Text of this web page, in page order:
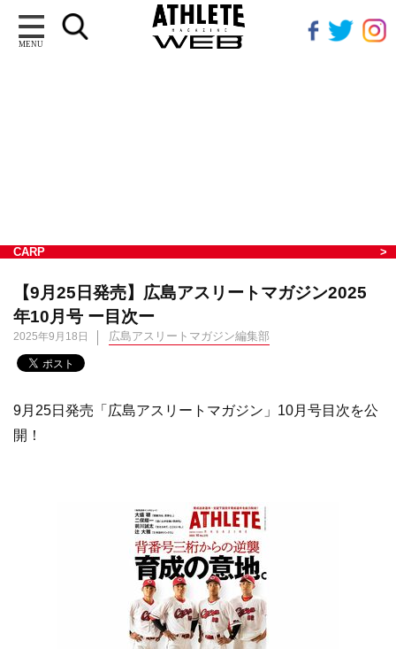
MENU
CARP
【9月25日発売】広島アスリートマガジン2025
年10月号 ー目次ー
2025年9月18日 広島アスリートマガジン編集部
9月25日発売「広島アスリートマガジン」10月号目次を公
開！